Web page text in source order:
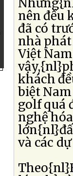
nên đều
đã có
nhà
Việt
khách
biệt
golf quá
nghệ
và các